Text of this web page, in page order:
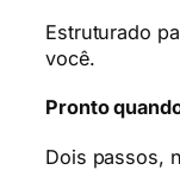
Estruturado
você.
Pronto
Dois passos,